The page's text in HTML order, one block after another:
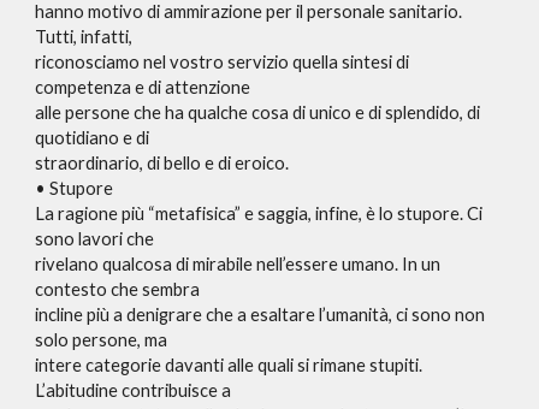
hanno motivo di ammirazione per il personale sanitario.
Tutti, infatti,
riconosciamo nel vostro servizio quella sintesi di
competenza e di attenzione
alle persone che ha qualche cosa di unico e di splendido, di
quotidiano e di
straordinario, di bello e di eroico.
• Stupore
La ragione più “metafisica” e saggia, infine, è lo stupore. Ci
sono lavori che
rivelano qualcosa di mirabile nell’essere umano. In un
contesto che sembra
incline più a denigrare che a esaltare l’umanità, ci sono non
solo persone, ma
intere categorie davanti alle quali si rimane stupiti.
L’abitudine contribuisce a